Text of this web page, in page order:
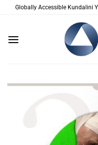
SaltaGlobally Accessible Kundalini